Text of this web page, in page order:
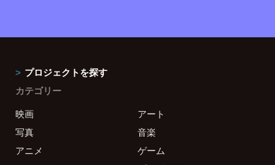
プロジェクトを探す
カテゴリー
映画
アート
写真
音楽
アニメ
ゲーム